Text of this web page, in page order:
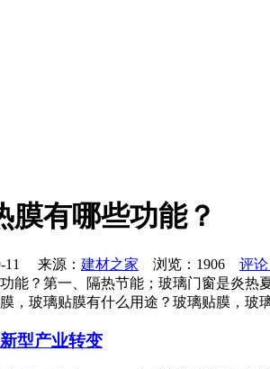
膜有哪些功能？
11 来源： 建材之家 浏览： 1906
评
能？第一、隔热节能；玻璃门窗是炎热
，玻璃贴膜有什么用途？玻璃贴膜，
型产业转变